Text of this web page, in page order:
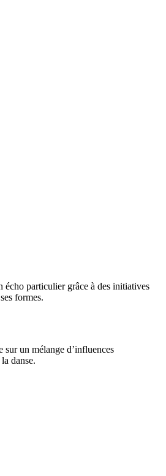
écho particulier grâce à des initiatives
formes.
sur un mélange d’influences
danse.